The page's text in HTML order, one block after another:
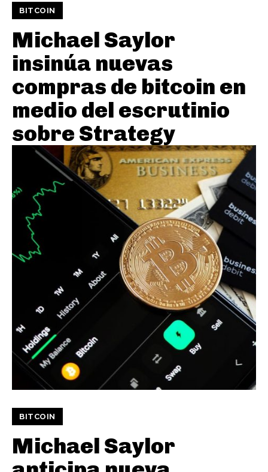
BITCOIN
Michael Saylor
insinúa nuevas
compras de bitcoin en
medio del escrutinio
sobre Strategy
BITCOIN
Michael Saylor